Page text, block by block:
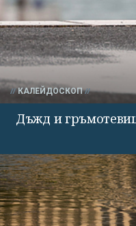
КАЛЕЙДОСКОП
Дъжд и